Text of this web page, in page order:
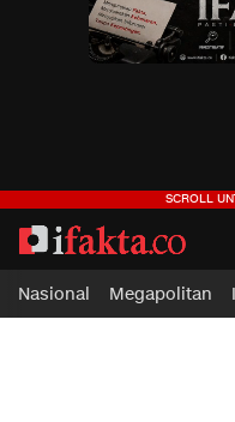
ifakta.co
#pastibenar
Nasional Megapolitan